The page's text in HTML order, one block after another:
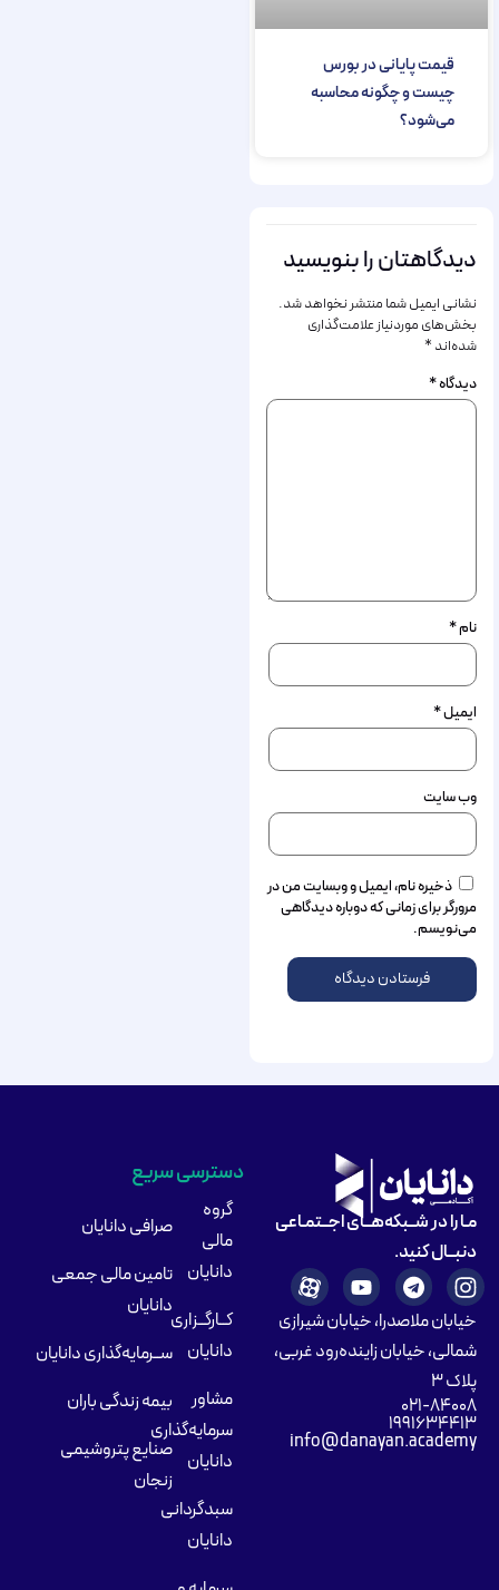
قیمت پایانی در بورس
چیست و چگونه محاسبه
می‌شود؟
دیدگاهتان را بنویسید
نشانی ایمیل شما منتشر نخواهد شد.
بخش‌های موردنیاز علامت‌گذاری
شده‌اند *
دیدگاه*
نام*
ایمیل*
وب‌ سایت
ذخیره نام، ایمیل و وبسایت من در
مرورگر برای زمانی که دوباره دیدگاهی
می‌نویسم.
مـا را در شــبکه‌هــای اجــتمـاعی
دنبــال کنید.
خیابان ملاصدرا، خیابان شیرازی
شمالی، خیابان زاینده‌رود غربی،
پلاک ۳
۰۲۱-۸۴۰۰۸
۱۹۹۱۶۳۴۴۱۳
info@danayan.academy
دسترسی سریع
گروه
مالی
دانایان
کــارگــزاری
دانایان
مشاور
سرمایه‌گذاری
دانایان
سبدگردانی
دانایان
صرافی دانایان
تامین مالی جمعی
دانایان
ســرمایه‌گذاری دانایان
بیمه زندگی باران
صنایع پتروشیمی
زنجان